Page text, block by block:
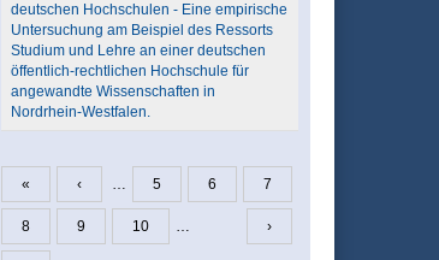
deutschen Hochschulen - Eine empirische
Untersuchung am Beispiel des Ressorts
Studium und Lehre an einer deutschen
öffentlich-rechtlichen Hochschule für
angewandte Wissenschaften in
Nordrhein-Westfalen.
Seiten
« ‹ … 5 6 7
8 9 10 … ›